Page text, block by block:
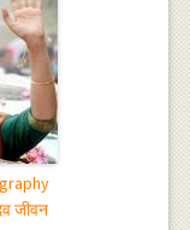
जीवन